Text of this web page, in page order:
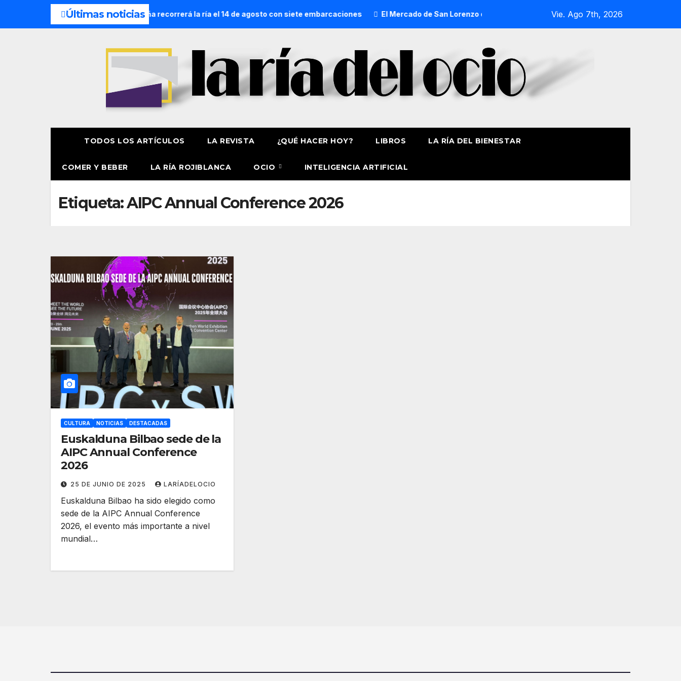
Últimas noticias
Náutica de la Amatxu de Begoña recorrerá la ría el 14 de agosto con siete embarcaciones El Mercado de San Lorenzo de Getxo reunirá a más de 50 productores del País Vasco
Vie. Ago 7th, 2026
TODOS LOS ARTÍCULOS LA REVISTA ¿QUÉ HACER HOY? LIBROS LA RÍA DEL BIENESTAR
COMER Y BEBER LA RÍA ROJIBLANCA OCIO INTELIGENCIA ARTIFICIAL
Etiqueta:AIPC Annual Conference 2026
CULTURA NOTICIAS DESTACADAS
Euskalduna Bilbao sede de la
AIPC Annual Conference
2026
25 DE JUNIO DE 2025 LARÍADELOCIO
Euskalduna Bilbao ha sido elegido como
sede de la AIPC Annual Conference
2026, el evento más importante a nivel
mundial…